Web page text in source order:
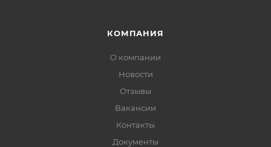
КОМПАНИЯ
О компании
Новости
Отзывы
Вакансии
Контакты
Документы